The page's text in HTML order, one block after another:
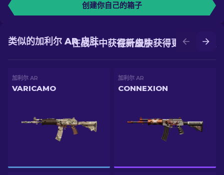
创建你自己的箱子
在升级中获得更好的皮肤
在战斗中获得新皮肤
类似的加利尔 AR 皮肤
加利尔 AR
VARICAMO
加利尔 AR
CONNEXION